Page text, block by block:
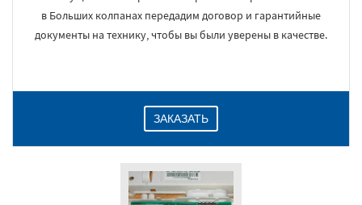
в Больших колпанах передадим договор и гарантийные
документы на технику, чтобы вы были уверены в качестве.
ЗАКАЗАТЬ